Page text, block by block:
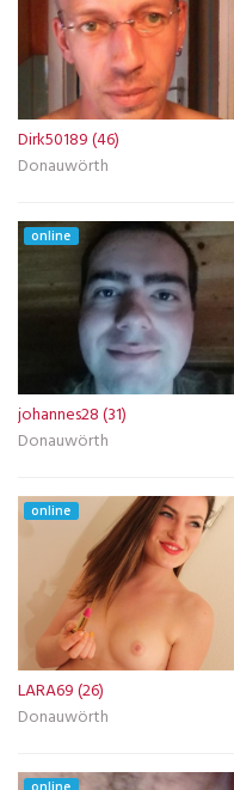
Dirk50189 (46)
Donauwörth
online
johannes28 (31)
Donauwörth
online
LARA69 (26)
Donauwörth
online